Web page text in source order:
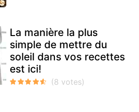
La manière la plus
simple de mettre du
soleil dans vos recettes
est ici!